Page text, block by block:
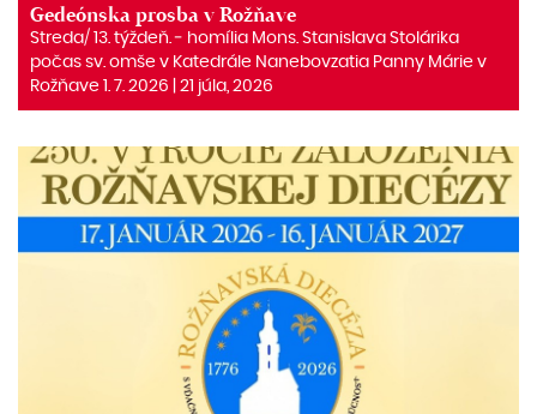
Gedeónska prosba v Rožňave
Streda/ 13. týždeň. ‒ homília Mons. Stanislava Stolárika
počas sv. omše v Katedrále Nanebovzatia Panny Márie v
Rožňave 1. 7. 2026 | 21 júla, 2026